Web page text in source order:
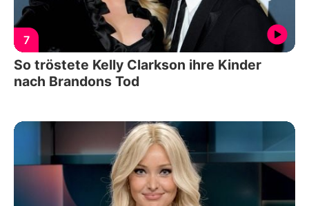
7
So tröstete Kelly Clarkson ihre Kinder
nach Brandons Tod